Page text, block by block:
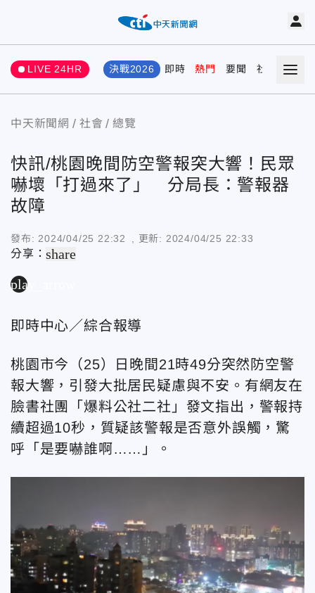
LIVE 24HR 決戰2026 即時 熱門 要聞 社會 娛樂
中天新聞網 社會 總覽
快訊/桃園晚間防空警報突大響！民眾
嚇壞「打過來了」 分局長：警報器
故障
發布: 2024/04/25 22:32 , 更新: 2024/04/25 22:33
分享：share
play_arrow
即時中心／綜合報導
桃園市今（25）日晚間21時49分突然防空警
報大響，引發大批居民疑慮與不安。有網友在
臉書社團「爆料公社二社」發文指出，警報持
續超過10秒，質疑該警報是否意外誤觸，驚
呼「是要嚇誰啊……」。